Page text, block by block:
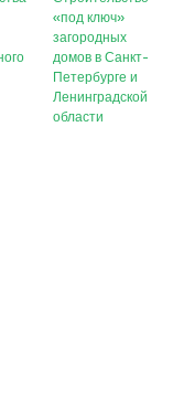
«под ключ»
загородных
домов в Санкт-
Петербурге и
Ленинградской
области